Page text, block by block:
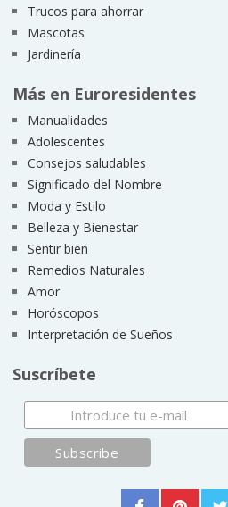
Trucos para ahorrar
Mascotas
Jardinería
Más en Euroresidentes
Manualidades
Adolescentes
Consejos saludables
Significado del Nombre
Moda y Estilo
Belleza y Bienestar
Sentir bien
Remedios Naturales
Amor
Horóscopos
Interpretación de Sueños
Suscríbete